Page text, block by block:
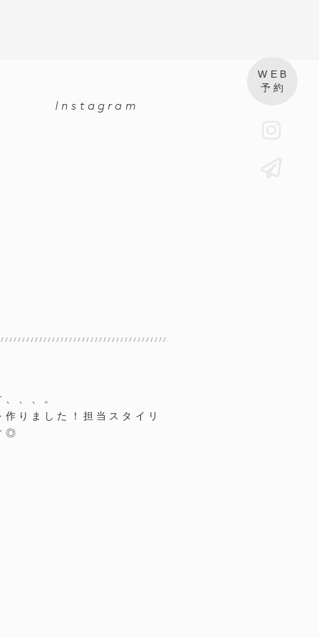
Instagram
、、。
りました！担当スタイリ
◎
WEB
予約